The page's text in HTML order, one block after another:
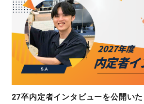
27卒内定者インタビューを公開いた